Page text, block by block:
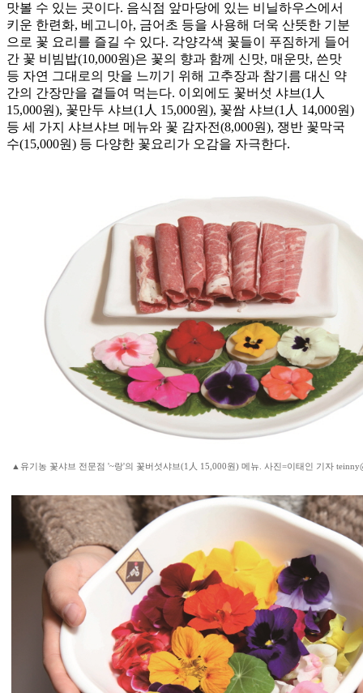
맛볼 수 있는 곳이다. 음식점 앞마당에 있는 비닐하우스에서
키운 한련화, 베고니아, 금어초 등을 사용해 더욱 산뜻한 기분
으로 꽃 요리를 즐길 수 있다. 각양각색 꽃들이 푸짐하게 들어
간 꽃 비빔밥(10,000원)은 꽃의 향과 함께 신맛, 매운맛, 쓴맛
등 자연 그대로의 맛을 느끼기 위해 고추장과 참기름 대신 약
간의 간장만을 곁들여 먹는다. 이외에도 꽃버섯 샤브(1人
15,000원), 꽃만두 샤브(1人 15,000원), 꽃쌈 샤브(1人 14,000원)
등 세 가지 샤브샤브 메뉴와 꽃 감자전(8,000원), 쟁반 꽃막국
수(15,000원) 등 다양한 꽃요리가 오감을 자극한다.
▲유기농 꽃샤브 전문점 '~랑'의 꽃버섯샤브(1人 15,000원) 메뉴. 사진=이태인 기자